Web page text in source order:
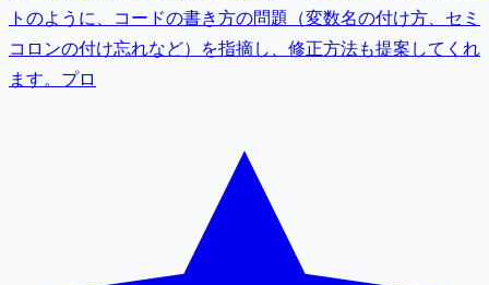
トのように、コードの書き方の問題（変数名の付け方、セミ
コロンの付け忘れなど）を指摘し、修正方法も提案してくれ
ます。プロ